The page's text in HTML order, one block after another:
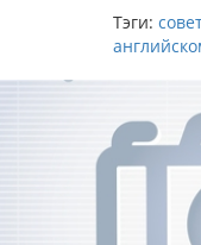
Тэги: